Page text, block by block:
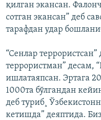
қилган экансан.
сотган экансан” деб
тарафдан удар
“Сенлар
террористман” десам,
ишлатаяпсан. Эртага
1000та бўлгандан
деб туриб¸
кетишда” деяптида.